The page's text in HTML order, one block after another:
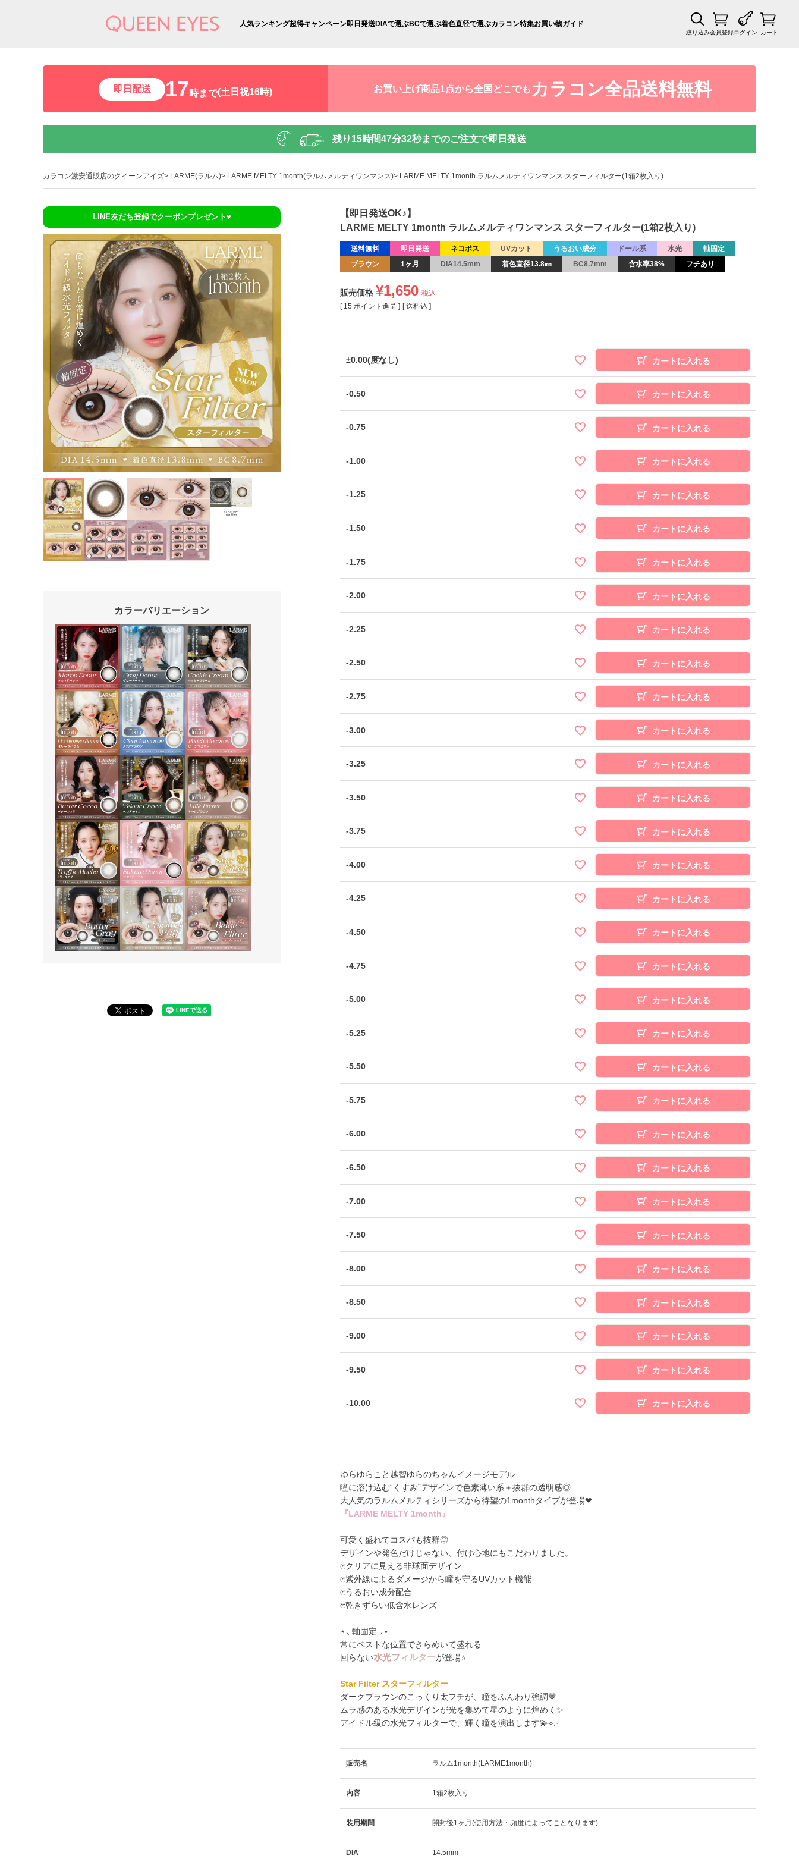
人気ランキング超得キャンペーン即日発送DIAで選ぶBCで選ぶ着色直径で選ぶカラコン特集お買い物ガイド
絞り込み会員登録ログイン カート
即日配送 17時まで(土日祝16時) お買い上げ商品1点から全国どこでも カラコン全品送料無料
残り 15時間47分31秒までのご注文で即日発送
カラコン激安通販店のクイーンアイズ LARME(ラルム) LARME MELTY 1month(ラルムメルティワンマンス) LARME MELTY 1month ラルムメルティワンマンス スターフィルター(1箱2枚入り)
LINE友だち登録でクーポンプレゼント♥
カラーバリエーション
【即日発送OK♪】
LARME MELTY 1month ラルムメルティワンマンス スターフィルター(1箱2枚入り)
送料無料 即日発送 ネコポス UVカット うるおい成分 ドール系 水光
軸固定
ブラウン
1ヶ月 DIA14.5mm 着色直径13.8㎜ BC8.7mm 含水率38% フチあり
販売価格 ¥1,650 税込
[ 15 ポイント進呈 ] 送料込
±0.00(度なし) カートに入れる
-0.50 カートに入れる
-0.75 カートに入れる
-1.00 カートに入れる
-1.25 カートに入れる
-1.50 カートに入れる
-1.75 カートに入れる
-2.00 カートに入れる
-2.25 カートに入れる
-2.50 カートに入れる
-2.75 カートに入れる
-3.00 カートに入れる
-3.25 カートに入れる
-3.50 カートに入れる
-3.75 カートに入れる
-4.00 カートに入れる
-4.25 カートに入れる
-4.50 カートに入れる
-4.75 カートに入れる
-5.00 カートに入れる
-5.25 カートに入れる
-5.50 カートに入れる
-5.75 カートに入れる
-6.00 カートに入れる
-6.50 カートに入れる
-7.00 カートに入れる
-7.50 カートに入れる
-8.00 カートに入れる
-8.50 カートに入れる
-9.00 カートに入れる
-9.50 カートに入れる
-10.00 カートに入れる
ゆらゆらこと越智ゆらのちゃんイメージモデル
瞳に溶け込む“くすみ”デザインで色素薄い系＋抜群の透明感◎
大人気のラルムメルティシリーズから待望の1monthタイプが登場❤
『LARME MELTY 1month』
可愛く盛れてコスパも抜群◎
デザインや発色だけじゃない、付け心地にもこだわりました。
ෆクリアに見える非球面デザイン
ෆ紫外線によるダメージから瞳を守るUVカット機能
ෆうるおい成分配合
ෆ乾きずらい低含水レンズ
⋆⸜ 軸固定 ⸝⋆
常にベストな位置できらめいて盛れる
回らない水光フ ィ ルターが登場⭐️
Star Filter スターフィルター
ダークブラウンのこっくり太フチが、瞳をふんわり強調🤎
ムラ感のある水光デザインが光を集めて星のように煌めく✨
アイドル級の水光フィルターで、輝く瞳を演出します💫⟡.·
販売名 ラルム1month(LARME1month)
内容 1箱2枚入り
装用期間 開封後1ヶ月(使用方法・頻度によってことなります)
DIA 14.5mm